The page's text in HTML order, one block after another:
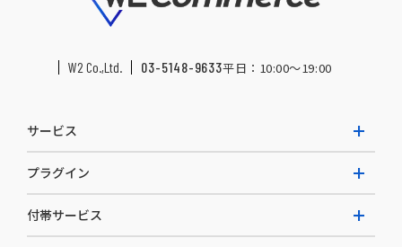
W2 Co.,Ltd. 03-5148-9633平日：10:00〜19:00
サービス
W2 Commerce Repeat
プラグイン
付帯サービス